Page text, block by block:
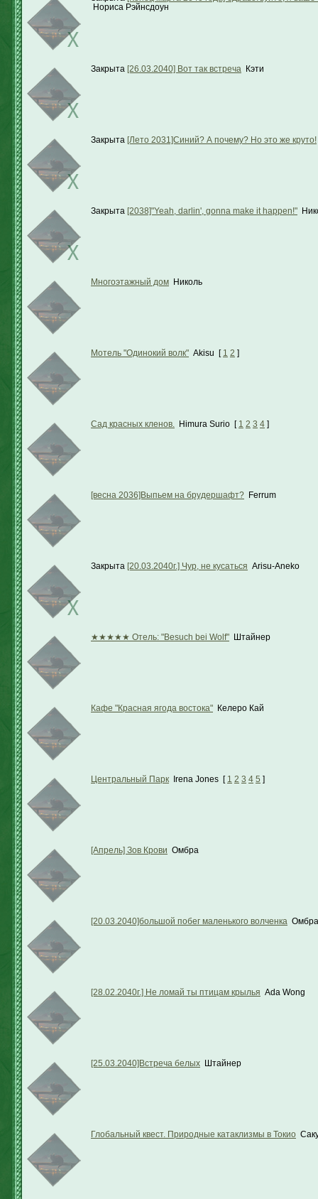
Нориса Рэйнсдоун
Закрыта [26.03.2040] Вот так встреча Кэти
Закрыта [Лето 2031]Синий? А почему? Но это же круто!
Закрыта [2038]"Yeah, darlin', gonna make it happen!"
Многоэтажный дом Николь
Мотель "Одинокий волк" Akisu [ 1 2 ]
Сад красных кленов. Himura Surio [ 1 2 3 4 ]
[весна 2036]Выпьем на брудершафт? Ferrum
Закрыта [20.03.2040г.] Чур, не кусаться Arisu-Aneko
★★★★★ Отель: "Besuch bei Wolf" Штайнер
Кафе "Красная ягода востока" Келеро Кай
Центральный Парк Irena Jones [ 1 2 3 4 5 ]
[Апрель] Зов Крови Омбра
[20.03.2040]большой побег маленького волченка Омбра
[28.02.2040г.] Не ломай ты птицам крылья Ada Wong
[25.03.2040]Встреча белых Штайнер
Глобальный квест. Природные катаклизмы в Токио